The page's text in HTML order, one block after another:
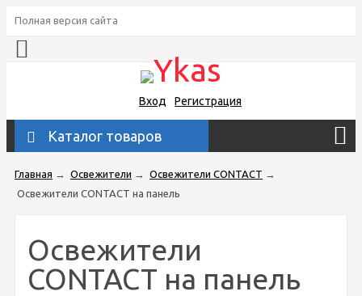
Полная версия сайта
Вход Регистрация
Каталог товаров
Главная → Освежители → Освежители CONTACT →
Освежители CONTACT на панель
Освежители
CONTACT на панель